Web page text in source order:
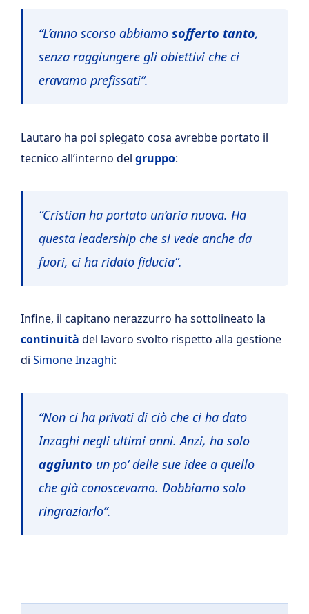
“L’anno scorso abbiamo sofferto tanto,
senza raggiungere gli obiettivi che ci
eravamo prefissati”.
Lautaro ha poi spiegato cosa avrebbe portato il
tecnico all’interno del gruppo:
“Cristian ha portato un’aria nuova. Ha
questa leadership che si vede anche da
fuori, ci ha ridato fiducia”.
Infine, il capitano nerazzurro ha sottolineato la
continuità del lavoro svolto rispetto alla gestione
di Simone Inzaghi:
“Non ci ha privati di ciò che ci ha dato
Inzaghi negli ultimi anni. Anzi, ha solo
aggiunto un po’ delle sue idee a quello
che già conoscevamo. Dobbiamo solo
ringraziarlo”.